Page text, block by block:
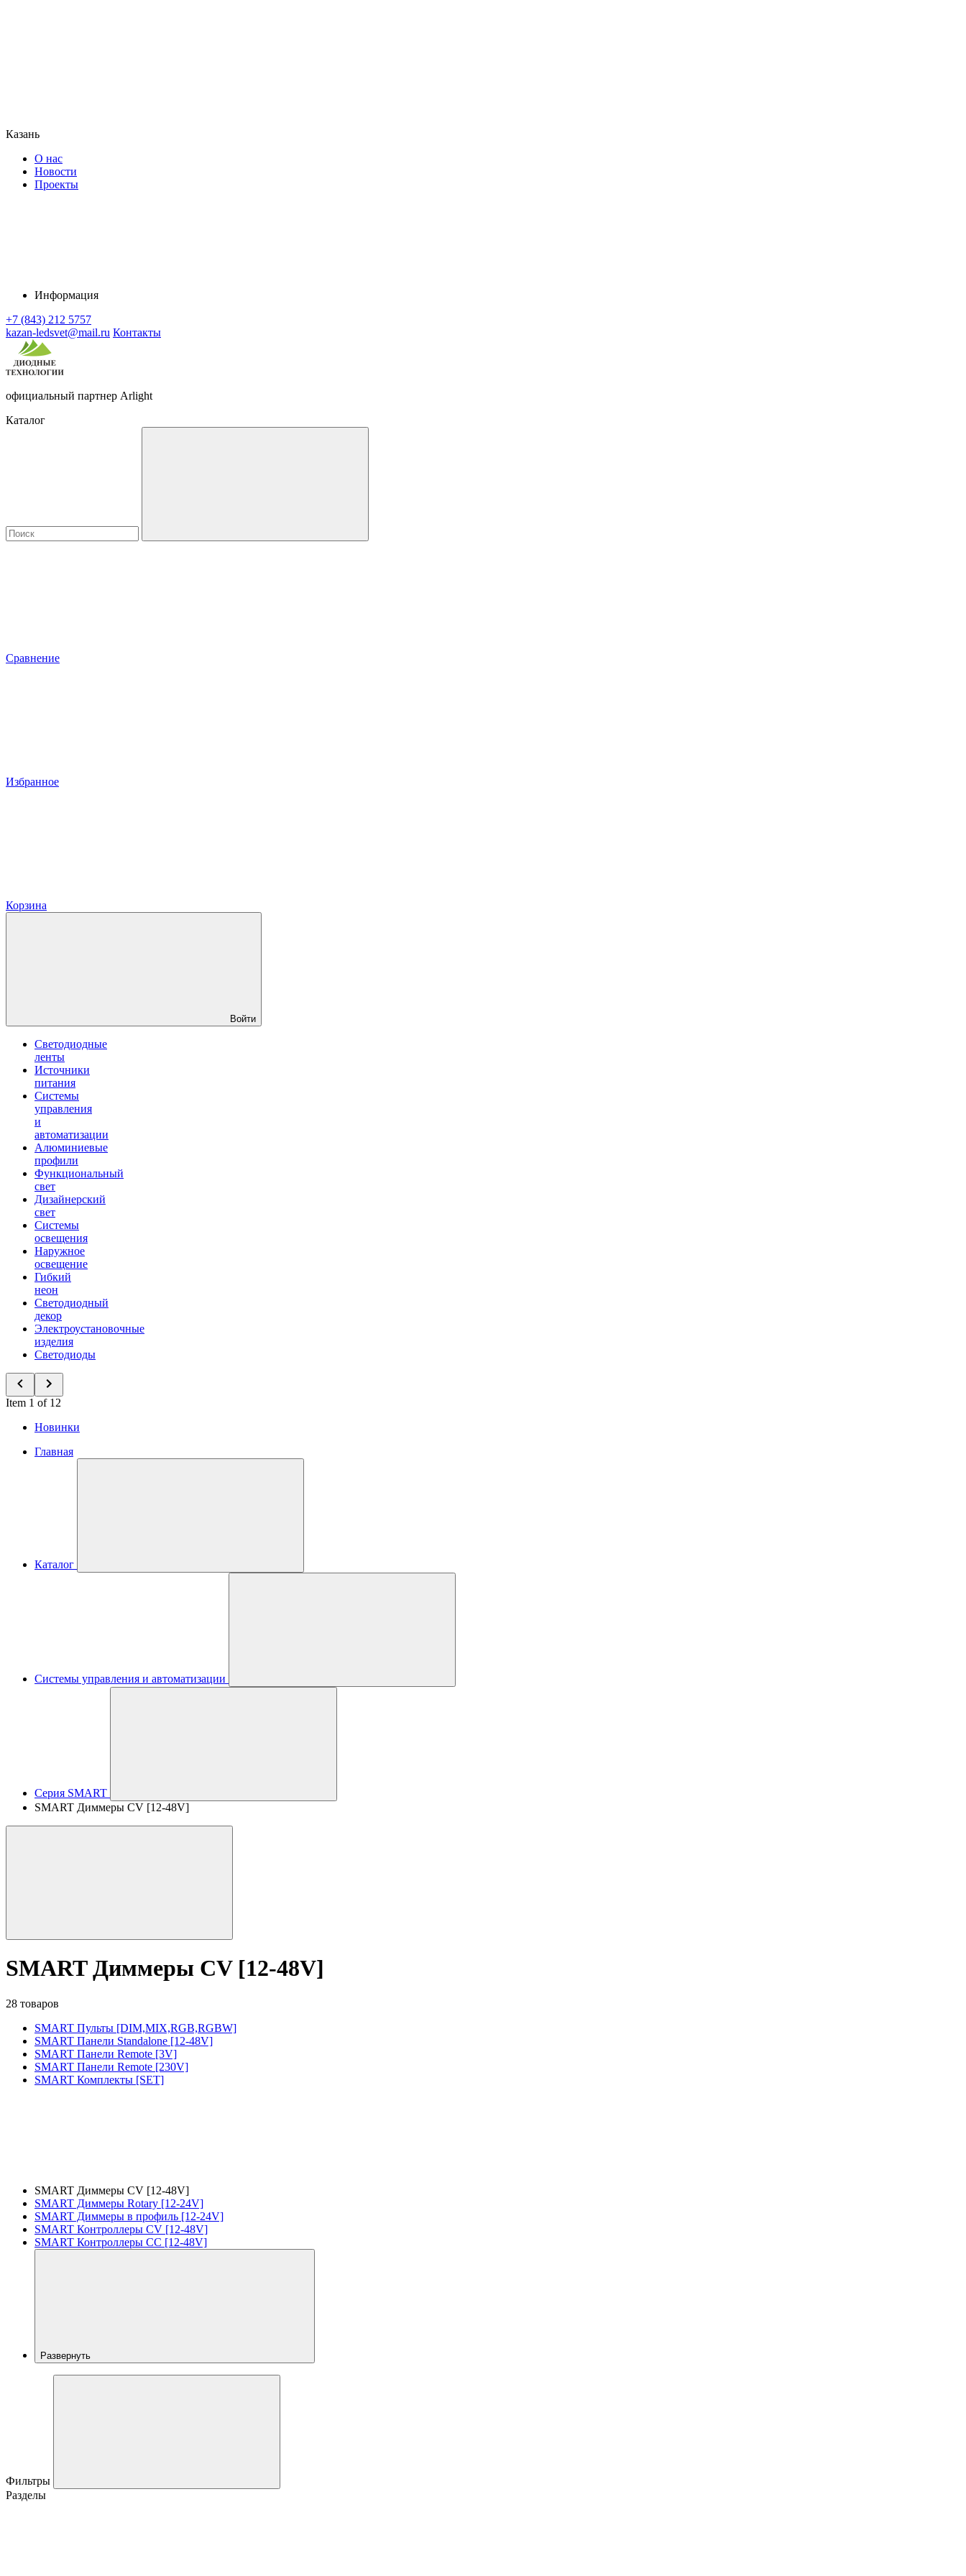
Казань
О нас
Новости
Проекты
Информация
+7 (843) 212 5757
kazan-ledsvet@mail.ru Контакты
официальный партнер Arlight
Каталог
Сравнение
Избранное
Корзина
Войти
Светодиодные
ленты
Источники
питания
Системы
управления
и
автоматизации
Алюминиевые
профили
Функциональный
свет
Дизайнерский
свет
Системы
освещения
Наружное
освещение
Гибкий
неон
Светодиодный
декор
Электроустановочные
изделия
Светодиоды
Item 1 of 12
Новинки
Главная
Каталог
Системы управления и автоматизации
Серия SMART
SMART Диммеры CV [12-48V]
SMART Диммеры CV [12-48V]
28 товаров
SMART Пульты [DIM,MIX,RGB,RGBW]
SMART Панели Standalone [12-48V]
SMART Панели Remote [3V]
SMART Панели Remote [230V]
SMART Комплекты [SET]
SMART Диммеры CV [12-48V]
SMART Диммеры Rotary [12-24V]
SMART Диммеры в профиль [12-24V]
SMART Контроллеры CV [12-48V]
SMART Контроллеры CC [12-48V]
Развернуть
Фильтры
Разделы